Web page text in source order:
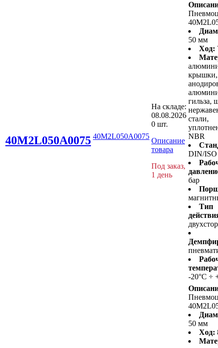
40M2L050A0075 40M2L050A0075
На складе:
08.08.2026
0 шт.
Описание
товара
Под заказ,
1 день
50 мм
Ход:
крышки,
гильза,
стали,
NBR
DIN/ISO
бар
Тип
-20°C ÷
50 мм
Ход: